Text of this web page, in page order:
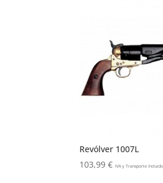
Revólver 1007L
103,99€ IVA y Transporte Incluido